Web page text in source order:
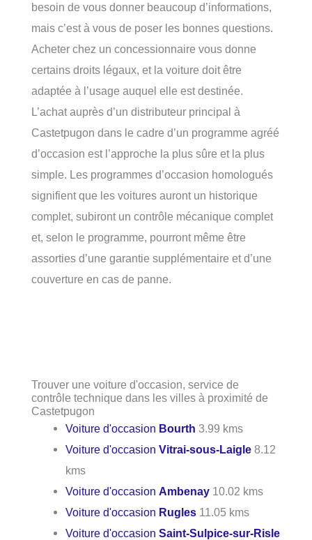
besoin de vous donner beaucoup d’informations,
mais c’est à vous de poser les bonnes questions.
Acheter chez un concessionnaire vous donne
certains droits légaux, et la voiture doit être
adaptée à l’usage auquel elle est destinée.
L’achat auprès d’un distributeur principal à
Castetpugon dans le cadre d’un programme agréé
d’occasion est l’approche la plus sûre et la plus
simple. Les programmes d’occasion homologués
signifient que les voitures auront un historique
complet, subiront un contrôle mécanique complet
et, selon le programme, pourront même être
assorties d’une garantie supplémentaire et d’une
couverture en cas de panne.
Trouver une voiture d'occasion, service de
contrôle technique dans les villes à proximité de
Castetpugon
Voiture d'occasion Bourth 3.99 kms
Voiture d'occasionVitrai-sous-Laigle 8.12
kms
Voiture d'occasionAmbenay 10.02 kms
Voiture d'occasion Rugles 11.05 kms
Voiture d'occasionSaint-Sulpice-sur-Risle